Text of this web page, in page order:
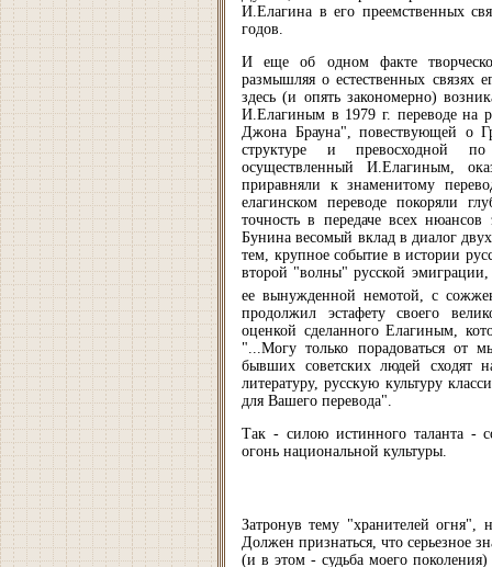
И.Елагина в его преемственных
годов.
И еще об одном факте
размышляя о естественных связях
здесь (и опять закономерно)
И.Елагиным в 1979 г. переводе на
Джона Брауна", повествующей о
структуре и превосходной
осуществленный И.Елагиным,
приравняли к знаменитому
елагинском переводе покоряли
точность в передаче всех
Бунина весомый вклад в диалог
тем, крупное событие в истории
второй "волны" русской
ее вынужденной немотой, с
продолжил эстафету своего
оценкой сделанного Елагиным,
"...Могу только порадоваться от
бывших советских людей сходят
литературу, русскую культуру
для Вашего перевода".
Так - силою истинного таланта -
огонь национальной культуры.
Затронув тему "хранителей огня",
Должен признаться, что серьезное
(и в этом - судьба моего